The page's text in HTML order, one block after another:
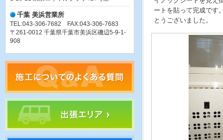
千葉 美浜営業所
TEL:043-306-7682 FAX:043-306-7683
〒261-0012 千葉県千葉市美浜区磯辺5-9-1-
908
ートを貼って完成です
とうございました。